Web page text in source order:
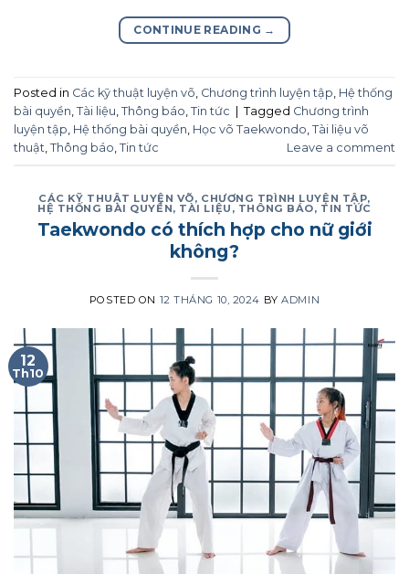
CONTINUE READING →
Posted in Các kỹ thuật luyện võ Chương trình luyện tập Hệ thống
bài quyền Tài liệu Thông báo Tin tức Tagged Chương trình
luyện tập Hệ thống bài quyền Học võ Taekwondo Tài liệu võ
thuật Thông báo Tin tức Leave a comment
CÁC KỸ THUẬT LUYỆN VÕ, CHƯƠNG TRÌNH LUYỆN TẬP,
HỆ THỐNG BÀI QUYỀN, TÀI LIỆU , THÔNG BÁO, TIN TỨC
Taekwondo có thích hợp cho nữ giới
không?
POSTED ON 12 THÁNG 10, 2024 BYADMIN
12
Th10